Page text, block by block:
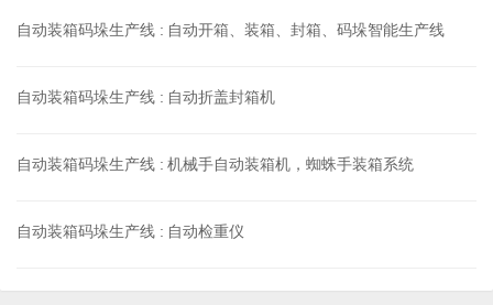
自动装箱码垛生产线 : 自动开箱、装箱、封箱、码垛智能生产线
自动装箱码垛生产线 : 自动折盖封箱机
自动装箱码垛生产线 : 机械手自动装箱机，蜘蛛手装箱系统
自动装箱码垛生产线 : 自动检重仪